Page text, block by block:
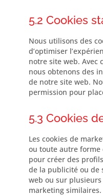
5.2 Cookies
Nous utilisons des
d’optimiser
notre site web. Avec
nous obtenons des
de notre site web.
permission pour
5.3 Cookies
Les cookies de
ou toute autre forme
pour créer des
de la publicité ou de
web ou sur
marketing similaires.